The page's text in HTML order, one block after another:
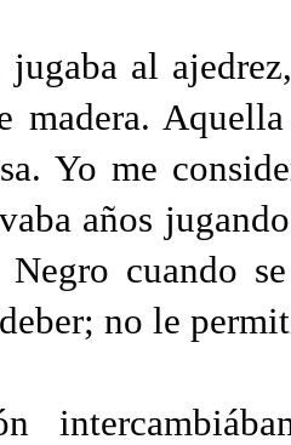
al
madera.
Yo me
años
cuando
no le